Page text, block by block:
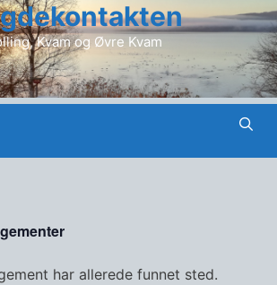
Kvam og Øvre Kvam
har allerede funnet sted.